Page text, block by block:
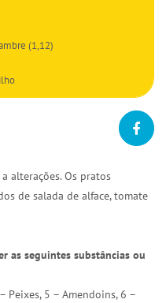
(1,12)
alterações. Os pratos
de salada de alface, tomate
as seguintes substâncias ou
Peixes, 5 – Amendoins, 6 –